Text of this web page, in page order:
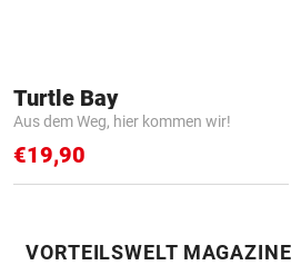
Turtle Bay
Aus dem Weg, hier kommen wir!
€19,90
VORTEILSWELT MAGAZINE